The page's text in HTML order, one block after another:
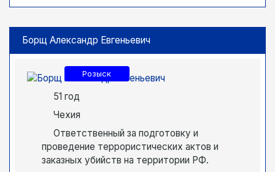
Борщ Александр Евгеньевич
Розыск
51 год
Чехия
Ответственный за подготовку и
проведение террористических актов и
заказных убийств на территории РФ.